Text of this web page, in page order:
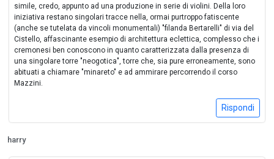
simile, credo, appunto ad una produzione in serie di violini. Della loro
iniziativa restano singolari tracce nella, ormai purtroppo fatiscente
(anche se tutelata da vincoli monumentali) "filanda Bertarelli" di via del
Cistello, affascinante esempio di architettura eclettica, complesso che i
cremonesi ben conoscono in quanto caratterizzata dalla presenza di
una singolare torre "neogotica", torre che, sia pure erroneamente, sono
abituati a chiamare "minareto" e ad ammirare percorrendo il corso
Mazzini.
Rispondi
harry